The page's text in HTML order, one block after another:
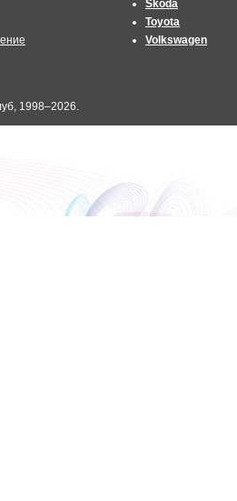
Skoda
Toyota
Volkswagen
1998–2026.